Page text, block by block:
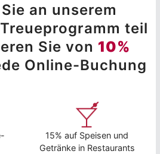
an unserem
teil
Sie von 10%
Online-Buchung
15% auf Speisen und
Getränke in Restaurants